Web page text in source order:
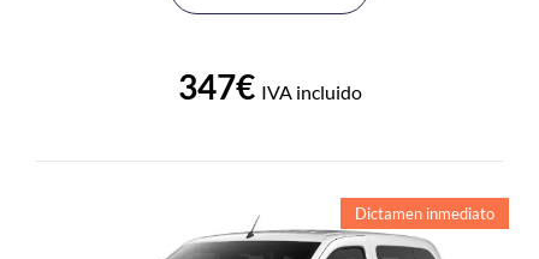
347€ IVA incluido
Dictamen inmediato